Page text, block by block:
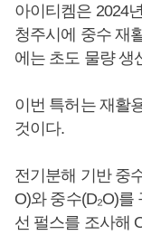
아이티켐은 2024
청주시에 중수 재
에는 초도 물량 생
이번 특허는 재활
것이다.
전기분해 기반 중
O)와 중수(D₂O)
선 펄스를 조사해